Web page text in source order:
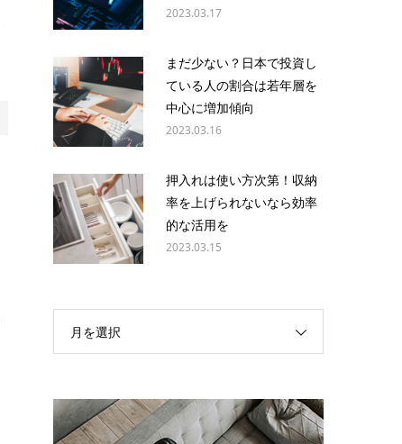
2023.03.17
まだ少ない？日本で投資し
ている人の割合は若年層を
中心に増加傾向
2023.03.16
押入れは使い方次第！収納
率を上げられないなら効率
的な活用を
2023.03.15
月を選択